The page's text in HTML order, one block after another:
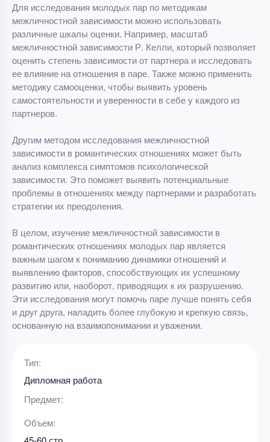
Для исследования молодых пар по методикам
межличностной зависимости можно использовать
различные шкалы оценки. Например, масштаб
межличностной зависимости Р. Келли, который позволяет
оценить степень зависимости от партнера и исследовать
ее влияние на отношения в паре. Также можно применить
методику самооценки, чтобы выявить уровень
самостоятельности и уверенности в себе у каждого из
партнеров.
Другим методом исследования межличностной
зависимости в романтических отношениях может быть
анализ комплекса симптомов психологической
зависимости. Это поможет выявить потенциальные
проблемы в отношениях между партнерами и разработать
стратегии их преодоления.
В целом, изучение межличностной зависимости в
романтических отношениях молодых пар является
важным шагом к пониманию динамики отношений и
выявлению факторов, способствующих их успешному
развитию или, наоборот, приводящих к их разрушению.
Эти исследования могут помочь паре лучше понять себя
и друг друга, наладить более глубокую и крепкую связь,
основанную на взаимопонимании и уважении.
Тип:
Дипломная работа
Предмет:
Объем: